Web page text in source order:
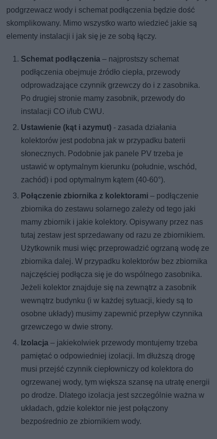
podgrzewacz wody i schemat podłączenia będzie dość
skomplikowany. Mimo wszystko warto wiedzieć jakie są
elementy instalacji i jak się je ze sobą łączy.
Schemat podłączenia – najprostszy schemat
podłączenia obejmuje źródło ciepła, przewody
odprowadzające czynnik grzewczy do i z zasobnika.
Po drugiej stronie mamy zasobnik, przewody do
instalacji CO i/lub CWU.
Ustawienie (kąt i azymut) - zasada działania
kolektorów jest podobna jak w przypadku baterii
słonecznych. Podobnie jak panele PV trzeba je
ustawić w optymalnym kierunku (południe, wschód,
zachód) i pod optymalnym kątem (40-60°).
Połączenie zbiornika z kolektorami– podłączenie
zbiornika do zestawu solarnego zależy od tego jaki
mamy zbiornik i jakie kolektory. Opisywany przez nas
tutaj zestaw jest sprzedawany od razu ze zbiornikiem.
Użytkownik musi więc przeprowadzić ogrzaną wodę ze
zbiornika dalej. W przypadku kolektorów bez zbiornika
najczęściej podłącza się je do wspólnego zasobnika.
Jeżeli kolektor znajduje się na zewnątrz a zasobnik
wewnątrz budynku (i w każdej sytuacji, kiedy są to
osobne układy) musimy zapewnić przepływ czynnika
grzewczego w dwie strony.
Izolacja – jakiekolwiek przewody montujemy trzeba
pamiętać o odpowiedniej izolacji. Im dłuższą drogę
musi przejść czynnik ciepłowniczy od kolektora do
ogrzewanej wody, tym większa szansę na utratę energii
po drodze. Dlatego izolacja jest szczególnie ważna w
układach, gdzie kolektor nie jest połączony
bezpośrednio ze zbiornikiem wody.